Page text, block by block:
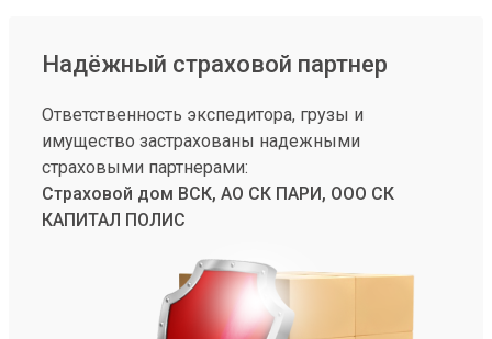
Надёжный страховой партнер
Ответственность экспедитора, грузы и
имущество застрахованы надежными
страховыми партнерами:
Страховой дом ВСК, АО СК ПАРИ, ООО СК
КАПИТАЛ ПОЛИС